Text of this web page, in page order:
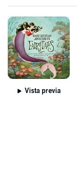
Vista previa